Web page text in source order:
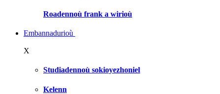
Roadennoù frank a wirioù
Embannadurioù
X
Studiadennoù sokioyezhoniel
Kelenn